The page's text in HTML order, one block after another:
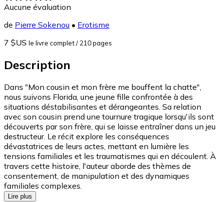
Aucune évaluation
de Pierre Sokenou • Erotisme
7 $US le livre complet/ 210 pages
Description
Dans "Mon cousin et mon frère me bouffent la chatte",
nous suivons Florida, une jeune fille confrontée à des
situations déstabilisantes et dérangeantes. Sa relation
avec son cousin prend une tournure tragique lorsqu'ils sont
découverts par son frère, qui se laisse entraîner dans un jeu
destructeur. Le récit explore les conséquences
dévastatrices de leurs actes, mettant en lumière les
tensions familiales et les traumatismes qui en découlent. À
travers cette histoire, l'auteur aborde des thèmes de
consentement, de manipulation et des dynamiques
familiales complexes.
Lire plus